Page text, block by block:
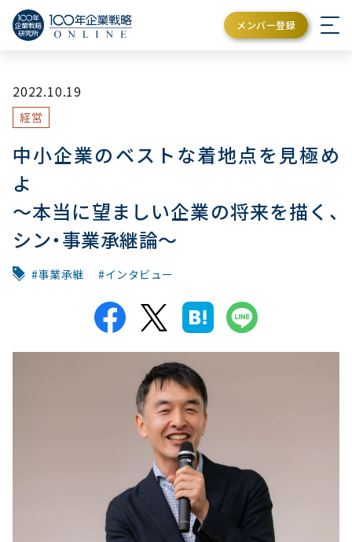
メンバー登録
2022.10.19
経営
中小企業のベストな着地点を見極め
よ
～本当に望ましい企業の将来を描く、
シン・事業承継論～
事業承継 インタビュー